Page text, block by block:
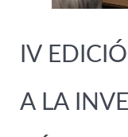
IV
A LA